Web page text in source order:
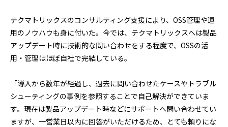
テクマトリックスのコンサルティング支援により、OSS管理や運
用のノウハウも身に付いた。今では、テクマトリックスへは製品
アップデート時に技術的な問い合わせをする程度で、OSSの活
用・管理はほぼ自社で完結している。
「導入から数年が経過し、過去に問い合わせたケースやトラブル
シューティングの事例を参照することで自己解決ができていま
す。現在は製品アップデート時などにサポートへ問い合わせてい
ますが、一営業日以内に回答がいただけるため、とても頼りにな